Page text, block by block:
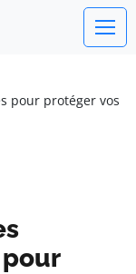
pour protéger vos